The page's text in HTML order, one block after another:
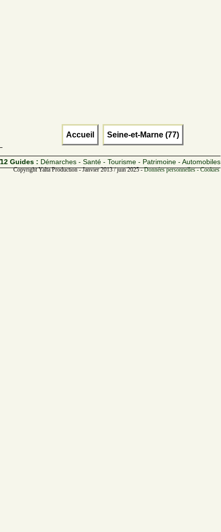
Accueil Seine-et-Marne (77)
12 Guides : Démarches - Santé - Tourisme - Patrimoine - Automobiles
Copyright Yalta Production - Janvier 2013 / juin 2025 -Données personnelles -